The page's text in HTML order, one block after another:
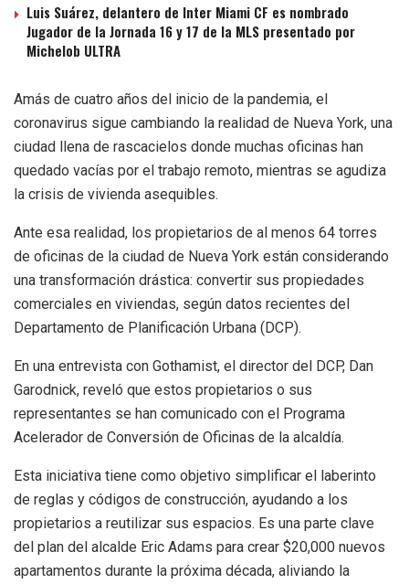
Luis Suárez, delantero de Inter Miami CF es nombrado
Jugador de la Jornada 16 y 17 de la MLS presentado por
Michelob ULTRA
Amás de cuatro años del inicio de la pandemia, el
coronavirus sigue cambiando la realidad de Nueva York, una
ciudad llena de rascacielos donde muchas oficinas han
quedado vacías por el trabajo remoto, mientras se agudiza
la crisis de vivienda asequibles.
Ante esa realidad, los propietarios de al menos 64 torres
de oficinas de la ciudad de Nueva York están considerando
una transformación drástica: convertir sus propiedades
comerciales en viviendas, según datos recientes del
Departamento de Planificación Urbana (DCP).
En una entrevista con Gothamist, el director del DCP, Dan
Garodnick, reveló que estos propietarios o sus
representantes se han comunicado con el Programa
Acelerador de Conversión de Oficinas de la alcaldía.
Esta iniciativa tiene como objetivo simplificar el laberinto
de reglas y códigos de construcción, ayudando a los
propietarios a reutilizar sus espacios. Es una parte clave
del plan del alcalde Eric Adams para crear $20,000 nuevos
apartamentos durante la próxima década, aliviando la